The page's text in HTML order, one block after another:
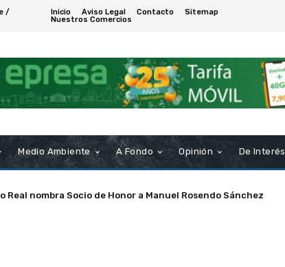
/
Inicio Aviso Legal Contacto
Sitemap
Nuestros Comercios
Medio Ambiente A Fondo Opinión De Interés
Real nombra Socio de Honor a Manuel Rosendo Sánchez
titulados superiores en la Bahía de Cádiz